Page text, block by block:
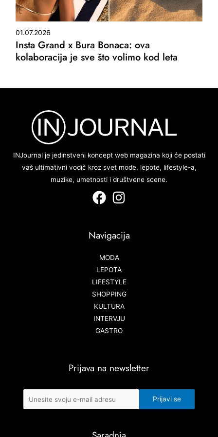
01.07.2026
Insta Grand x Bura Bonaca: ova
kolaboracija je sve što volimo kod leta
INJournal je jedinstveni koncept web magazina koji će postati
vaš ultimativni vodič kroz svet mode, lepote, lifestyle-a,
muzike, umetnosti i društvene scene.
Navigacija
MODA
LEPOTA
LIFESTYLE
SHOPPING
KULTURA
INTERVJU
GASTRO
Prijava na newsletter